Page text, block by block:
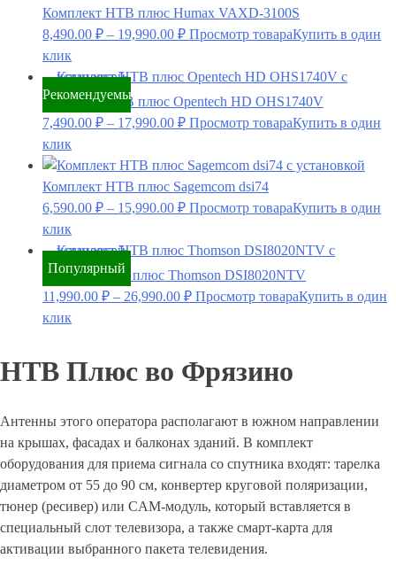
Комплект НТВ плюс Humax VAXD-3100S
8,490.00 ₽ – 19,990.00 ₽ Просмотр товараКупить в один
клик
Рекомендуемый
Комплект НТВ плюс Opentech HD OHS1740V
7,490.00 ₽ – 17,990.00 ₽ Просмотр товараКупить в один
клик
Комплект НТВ плюс Sagemcom dsi74
6,590.00 ₽ – 15,990.00 ₽ Просмотр товараКупить в один
клик
Популярный
Комплект Нтв плюс Thomson DSI8020NTV
11,990.00 ₽ – 26,990.00 ₽ Просмотр товараКупить в один
клик
НТВ Плюс во Фрязино
Антенны этого оператора располагают в южном направлении
на крышах, фасадах и балконах зданий. В комплект
оборудования для приема сигнала со спутника входят: тарелка
диаметром от 55 до 90 см, конвертер круговой поляризации,
тюнер (ресивер) или CAM-модуль, который вставляется в
специальный слот телевизора, а также смарт-карта для
активации выбранного пакета телевидения.